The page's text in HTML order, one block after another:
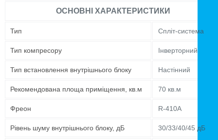
ОСНОВНІ ХАРАКТЕРИСТИКИ
Тип Спліт-система
Тип компресору Інверторний
Тип встановлення внутрішнього блоку Настінний
Рекомендована площа приміщення, кв.м 70 кв.м
Фреон R-410A
Рівень шуму внутрішнього блоку, дБ 30/33/40/45 дБ